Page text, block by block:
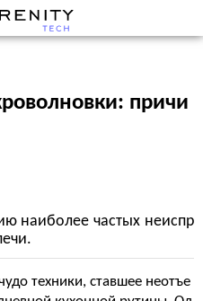
причи
наиболее частых неиспр
техники, ставшее неотъе